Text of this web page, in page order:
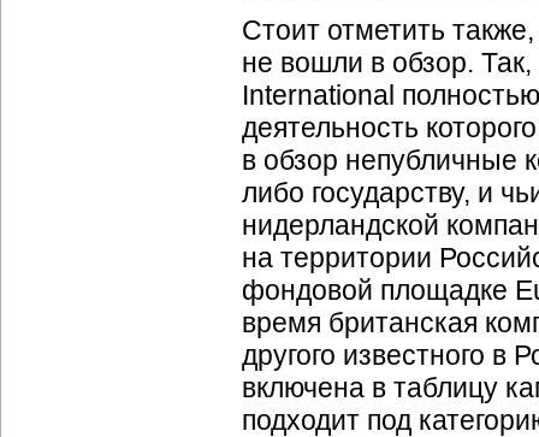
Стоит отметить
не вошли в обзор.
International
деятельность
в обзор непубличные
либо государству, и
нидерландской
на территории
фондовой площадке
время британская
другого известного в
включена в таблицу
подходит под